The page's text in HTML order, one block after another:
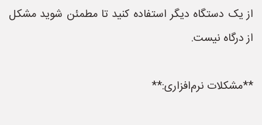
از یک دستگاه دیگر استفاده کنید تا مطمئن شوید مشکل
از درگاه نیست.
**مشکلات نرم‌افزاری:**